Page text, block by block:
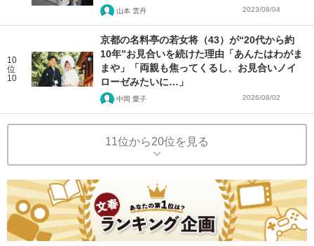
山本 雲丹 2023/08/04
10
位
10
京都の名料亭の若女将（43）が“20代から約
10年”お見合いを続けた理由「あんたはわがま
まや」「両親も焦ってくるし、お見合いノイ
ローゼみたいに…」
中岡 愛子 2026/08/02
11位から20位を見る